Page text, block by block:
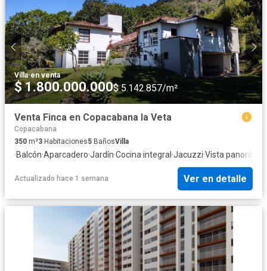
Villa·en venta
$ 1.800.000.000$ 5.142.857/m²
Venta Finca en Copacabana la Veta
Copacabana
350 m²3 Habitaciones5 BañosVilla
·Balcón·Aparcadero·Jardín·Cocina integral·Jacuzzi·Vista
Actualizado hace 1 semana Ver en detalle